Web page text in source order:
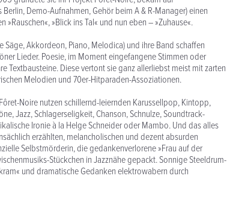
Demo-Aufnahmen, Gehör beim A & R-Manager) einen
»Blick ins Tal« und nun eben – »Zuhause«.
Akkordeon, Piano, Melodica) und ihre Band schaffen
Lieder. Poesie, im Moment eingefangene Stimmen oder
Textbausteine. Diese vertont sie ganz allerliebst meist mit zarten
Melodien und 70er-Hitparaden-Assoziationen.
Noire nutzen schillernd-leiernden Karussellpop, Kintopp,
Jazz, Schlagerseligkeit, Chanson, Schnulze, Soundtrack-
Ironie à la Helge Schneider oder Mambo. Und das alles
erzählten, melancholischen und dezent absurden
Selbstmörderin, die gedankenverlorene »Frau auf der
Stückchen in Jazznähe gepackt. Sonnige Steeldrum-
und dramatische Gedanken elektrowabern durch